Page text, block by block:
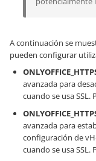
A continuación se
pueden configurar
avanzada para
cuando se usa SSL.
avanzada para
configuración de
cuando se usa SSL.